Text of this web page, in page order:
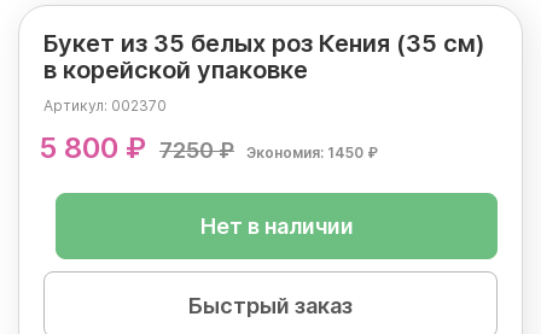
Букет из 35 белых роз Кения (35 см)
в корейской упаковке
Артикул: 002370
5 800 ₽ 7250 ₽ Экономия: 1450 ₽
Нет в наличии
Быстрый заказ